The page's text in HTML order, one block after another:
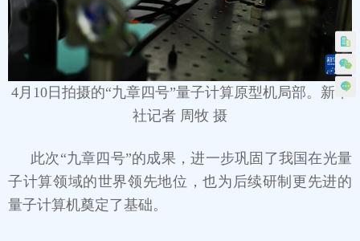
4月10日拍摄的“九章四号”量子计算原型机局部。新华
社记者 周牧 摄
此次“九章四号”的成果，进一步巩固了我国在光量
子计算领域的世界领先地位，也为后续研制更先进的
量子计算机奠定了基础。